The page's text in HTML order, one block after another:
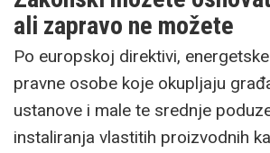
ali zapravo ne možete
Po europskoj direktivi,
pravne osobe koje okupljaju
ustanove i male te srednje
instaliranja vlastitih proizvodnih